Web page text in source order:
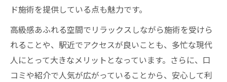
ド施術を提供している点も魅力です。
高級感あふれる空間でリラックスしながら施術を受けら
れることや、駅近でアクセスが良いことも、多忙な現代
人にとって大きなメリットとなっています。さらに、口
コミや紹介で人気が広がっていることから、安心して利